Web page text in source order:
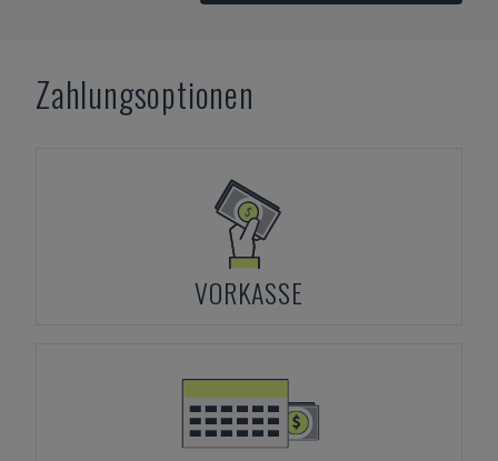
Zahlungsoptionen
VORKASSE